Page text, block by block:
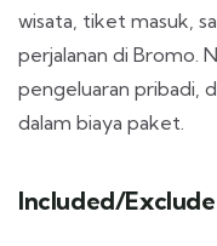
wisata, tiket masuk,
perjalanan di Bromo.
pengeluaran pribadi,
dalam biaya paket.
Included/Exclude